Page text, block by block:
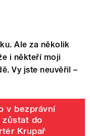
Ale za několik
i někteří moji
Vy jste neuvěřil –
v bezprávní
zůstat do
Krupař